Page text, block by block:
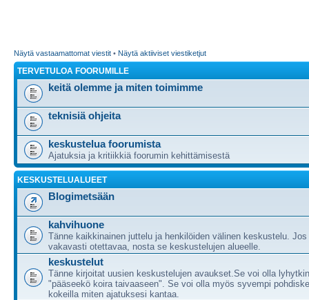
Näytä vastaamattomat viestit • Näytä aktiiviset viestiketjut
TERVETULOA FOORUMILLE
keitä olemme ja miten toimimme
teknisiä ohjeita
keskustelua foorumista
Ajatuksia ja kritiikkiä foorumin kehittämisestä
KESKUSTELUALUEET
Blogimetsään
kahvihuone
Tänne kaikkinainen juttelu ja henkilöiden välinen keskustelu.
vakavasti otettavaa, nosta se keskustelujen alueelle.
keskustelut
Tänne kirjoitat uusien keskustelujen avaukset.Se voi olla
"pääseekö koira taivaaseen". Se voi olla myös syvempi
kokeilla miten ajatuksesi kantaa.